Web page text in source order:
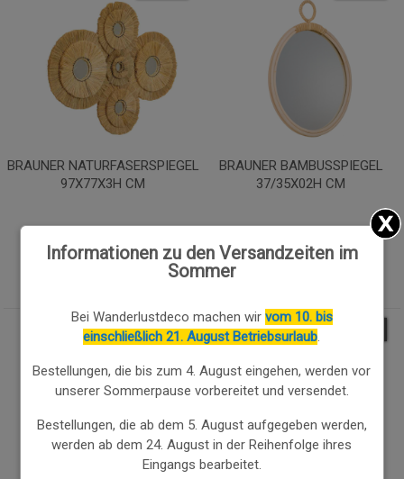
BRAUNER NATURFASERSPIEGEL
97X77X3H CM
68.98€
BRAUNER BAMBUSSPIEGEL
37/35X02H CM
29.89€
3.00%
Informationen zu den Versandzeiten im
Sommer
Bei Wanderlustdeco machen wir vom 10. bis
einschließlich 21. August Betriebsurlaub.
Bestellungen, die bis zum 4. August eingehen, werden vor
unserer Sommerpause vorbereitet und versendet.
Bestellungen, die ab dem 5. August aufgegeben werden,
werden ab dem 24. August in der Reihenfolge ihres
Eingangs bearbeitet.